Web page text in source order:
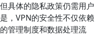
具体的隐私政策仍需用户
，VPN的安全性不仅依赖
管理制度和数据处理流